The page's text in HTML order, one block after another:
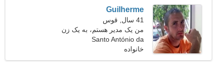
Guilherme
41 سال, قوس
من یک مدیر هستم، به یک زن
جذاب نیاز دارم
Santo António da
Charneca
خانواده